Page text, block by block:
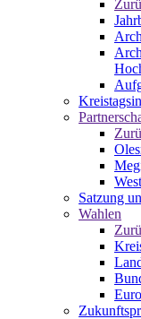
Satzung
Wahlen